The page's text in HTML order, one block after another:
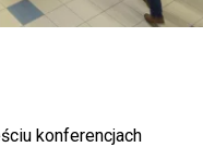
konferencjach